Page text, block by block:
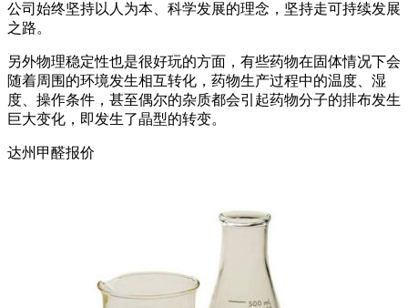
公司始终坚持以人为本、科学发展的理念，坚持走可持续发展
之路。
另外物理稳定性也是很好玩的方面，有些药物在固体情况下会
随着周围的环境发生相互转化，药物生产过程中的温度、湿
度、操作条件，甚至偶尔的杂质都会引起药物分子的排布发生
巨大变化，即发生了晶型的转变。
达州甲醛报价